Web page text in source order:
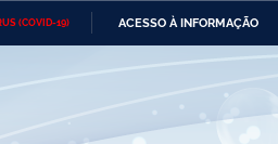
(COVID-19) ACESSO À INFORMAÇÃO
Ministério das Relações